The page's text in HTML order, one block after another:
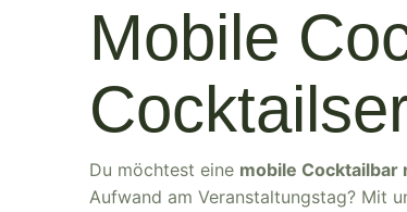
Mobile
Du möchtest eine mobile Cocktailbar
Aufwand am Veranstaltungstag? Mit